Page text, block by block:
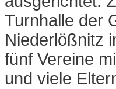
Turnhalle der
Niederlößnitz
fünf Vereine
und viele